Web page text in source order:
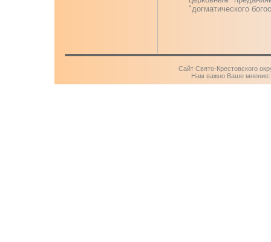
"догматического
Сайт Свято-Крестовского
Нам важно Ваше